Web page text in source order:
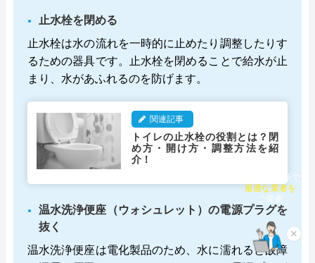
止水栓を閉める
止水栓は水の流れを一時的に止めたり調整したりす
るための器具です。止水栓を閉めることで給水が止
まり、水があふれるのを防げます。
関連記事
トイレの止水栓の役割とは？閉
め方・開け方・調整方法を紹
介！
温水洗浄便座（ウォシュレット）の電源プラグを
抜く
温水洗浄便座は電化製品のため、水に濡れると故障
×
チャット診断で
最適な業者を
ご提案